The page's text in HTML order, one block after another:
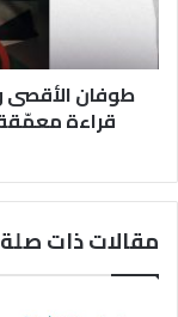
ل
أ
ق
ش
ر
طوفان الأقصى
قراءة
مقالات ذات صلة